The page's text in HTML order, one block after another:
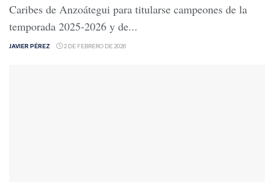
Caribes de Anzoátegui para titularse campeones de la
temporada 2025-2026 y de...
JAVIER PÉREZ 2 DE FEBRERO DE 2026